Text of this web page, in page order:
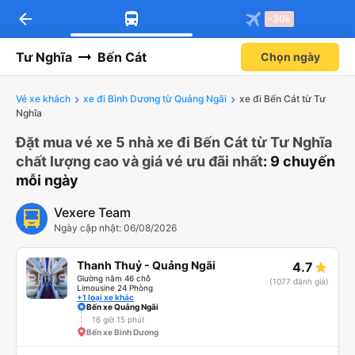
arrow_back -30k
Tư Nghĩa Bến Cát Chọn ngày
Vé xe khách xe đi Bình Dương từ Quảng Ngãi
xe đi Bến Cát từ Tư
Nghĩa
Đặt mua vé xe 5 nhà xe đi Bến Cát từ Tư Nghĩa
chất lượng cao và giá vé ưu đãi nhất: 9 chuyến
mỗi ngày
Vexere Team
Ngày cập nhật: 06/08/2026
Thanh Thuỷ - Quảng Ngãi
Giường nằm 46 chỗ
Limousine 24 Phòng
+1 loại xe khác
4.7
(1077 đánh giá)
Bến xe Quảng Ngãi
16 giờ 15 phút
Bến xe Bình Dương